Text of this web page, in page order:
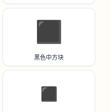
◼️
黑色中方块
◾️